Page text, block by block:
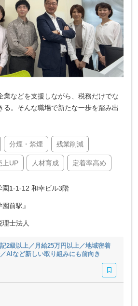
業などを支援しながら、税務だけでな
る。そんな職場で新たな一歩を踏み出
分煙・禁煙 残業削減
上UP 人材育成 定着率高め
園1-1-12 和幸ビル3階
前駅』
士法人
2級以上／月給25万円以上／地域密着
AIなど新しい取り組みにも前向き